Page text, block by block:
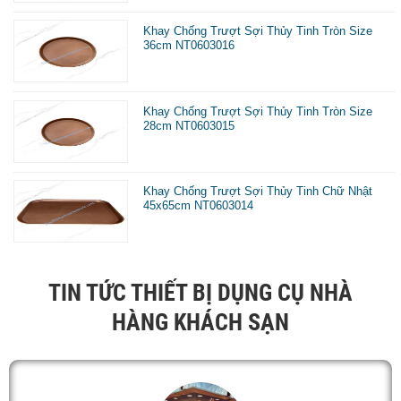
đơn… một cách khoa học nhất. Ngoài ra, việc lựa chọn
kiểu dáng của ghế theo phong thủy, phong cách của quán
tốt đẹp hơn
Khay Chống Trượt Sợi Thủy Tinh Tròn Size
36cm NT0603016
Khay Chống Trượt Sợi Thủy Tinh Tròn Size
28cm NT0603015
Khay Chống Trượt Sợi Thủy Tinh Chữ Nhật
45x65cm NT0603014
TIN TỨC THIẾT BỊ DỤNG CỤ NHÀ
HÀNG KHÁCH SẠN